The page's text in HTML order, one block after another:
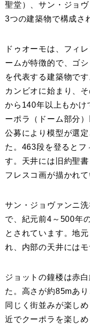
聖堂）、サン・ジョ
3つの建築物で構成さ
ドゥオーモは、フィ
ームが特徴的で、ゴ
を代表する建築物で
カンビオに始まり、
から140年以上もかけ
ーポラ（ドーム部分
公募により模型が選
た。463段を登るとフ
す。天井には旧約聖
フレスコ画が描かれて
サン・ジョヴァンニ
で、紀元前4～500年
とされています。地
れ、内部の天井には
ジョットの鐘楼は赤
た。高さが約85mあ
同じく街並みが楽し
近でクーポラを楽し